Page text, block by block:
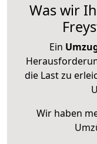
Was wir
Ein
die Last zu
Wir haben